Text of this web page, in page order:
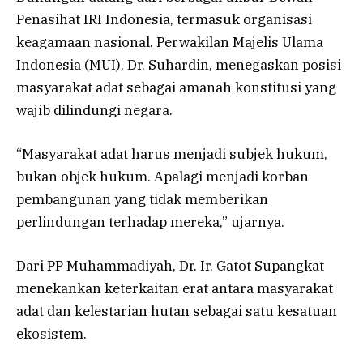
Penasihat IRI Indonesia, termasuk organisasi
keagamaan nasional. PerwakilanMajelis Ulama
Indonesia (MUI), Dr. Suhardin, menegaskan posisi
masyarakat adat sebagai amanah konstitusi yang
wajib dilindungi negara.
“Masyarakat adat harus menjadi subjek hukum,
bukan objek hukum. Apalagi menjadi korban
pembangunan yang tidak memberikan
perlindungan terhadap mereka,” ujarnya.
DariPP Muhammadiyah, Dr. Ir. Gatot Supangkat
menekankan keterkaitan erat antara masyarakat
adat dan kelestarian hutan sebagai satu kesatuan
ekosistem.